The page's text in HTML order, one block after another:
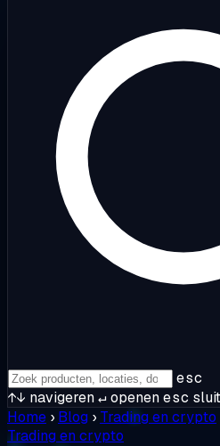
esc
↑↓ navigeren↵openenesc
Home › Blog › Trading en crypto
Trading en crypto